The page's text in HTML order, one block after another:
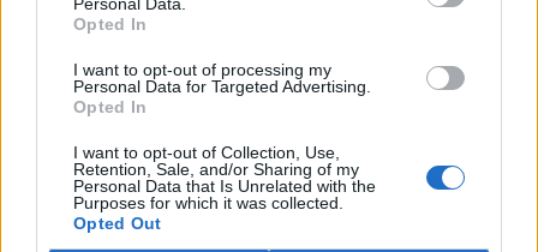
Opted In
I want to opt-out of processing my
Personal Data for Targeted Advertising.
Opted In
I want to opt-out of Collection, Use,
Retention, Sale, and/or Sharing of my
Personal Data that Is Unrelated with the
Purposes for which it was collected.
Opted Out
16.6.2000 | Jan Bouchal
ve chlévě. Spousta dřiny, strach o úrodu, boj s úřady. Oplátkou
život na vlastním, pocit jistoty, pocit sounáležitosti s místem, s
krajinou.
Recepty pro příští století
1.5.2000 | Jakub Kašpar
Podtitul knihy bývalého předsedy německé sociální demokracie a